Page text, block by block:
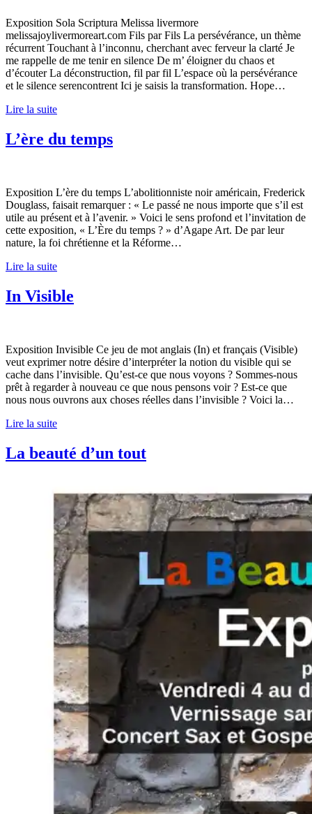
Exposition Sola Scriptura Melissa ​livermore
melissajoylivermoreart.com Fils​ ​par​ ​Fils La ​persévérance, ​un ​thème ​
récurrent Touchant ​à ​l’inconnu, ​cherchant ​avec ​ferveur ​la ​clarté Je ​
me ​rappelle ​de ​me ​tenir ​en ​silence De ​m’ ​éloigner ​du ​chaos ​et ​
d’écouter La ​déconstruction, ​fil ​par ​fil L’espace ​où ​la ​persévérance ​
et ​le ​silence ​serencontrent Ici ​je ​saisis ​la ​transformation. Hope…
Lire la suite
L’ère du temps
Exposition L’ère du temps L’abolitionniste noir américain, Frederick
Douglass, faisait remarquer : « Le passé ne nous importe que s’il est
utile au présent et à l’avenir. » Voici le sens profond et l’invitation de
cette exposition, « L’Ère du temps ? » d’Agape Art. De par leur
nature, la foi chrétienne et la Réforme…
Lire la suite
In Visible
Exposition Invisible Ce jeu de mot anglais (In) et français (Visible)
veut exprimer notre désire d’interpréter la notion du visible qui se
cache dans l’invisible. Qu’est-ce que nous voyons ? Sommes-nous
prêt à regarder à nouveau ce que nous pensons voir ? Est-ce que
nous nous ouvrons aux choses réelles dans l’invisible ? Voici la…
Lire la suite
La beauté d’un tout